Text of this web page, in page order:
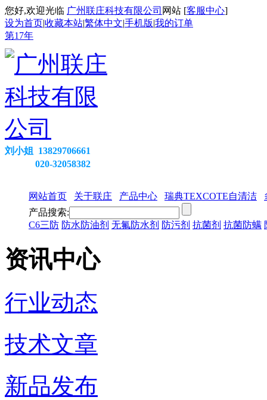
您好,欢迎光临 广州联庄科技有限公司 网站 [客服中心]
设为首页|收藏本站|繁体中文|手机版|我的订单
第17年
刘小姐 13829706661
020-32058382
网站首页 关于联庄 产品中心 瑞典TEXCOTE自清洁
产品搜索:
C6三防 防水防油剂 无氟防水剂 防污剂 抗菌剂 抗菌防螨
资讯中心
行业动态
技术文章
新品发布